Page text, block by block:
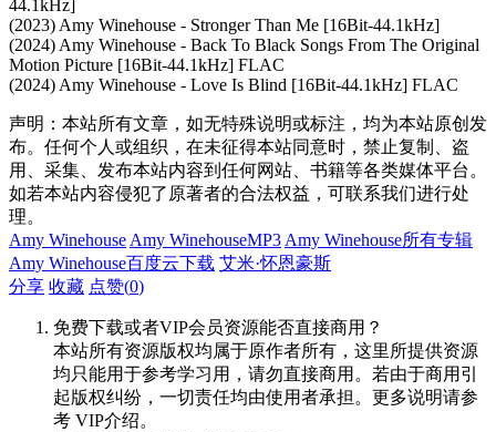
44.1kHz]
(2023) Amy Winehouse - Stronger Than Me [16Bit-44.1kHz]
(2024) Amy Winehouse - Back To Black Songs From The Original
Motion Picture [16Bit-44.1kHz] FLAC
(2024) Amy Winehouse - Love Is Blind [16Bit-44.1kHz] FLAC
声明：本站所有文章，如无特殊说明或标注，均为本站原创发
布。任何个人或组织，在未征得本站同意时，禁止复制、盗
用、采集、发布本站内容到任何网站、书籍等各类媒体平台。
如若本站内容侵犯了原著者的合法权益，可联系我们进行处
理。
Amy Winehouse Amy WinehouseMP3 Amy Winehouse所有专辑
Amy Winehouse百度云下载 艾米·怀恩豪斯
分享 收藏 点赞(0)
免费下载或者VIP会员资源能否直接商用？
本站所有资源版权均属于原作者所有，这里所提供资源
均只能用于参考学习用，请勿直接商用。若由于商用引
起版权纠纷，一切责任均由使用者承担。更多说明请参
考 VIP介绍。